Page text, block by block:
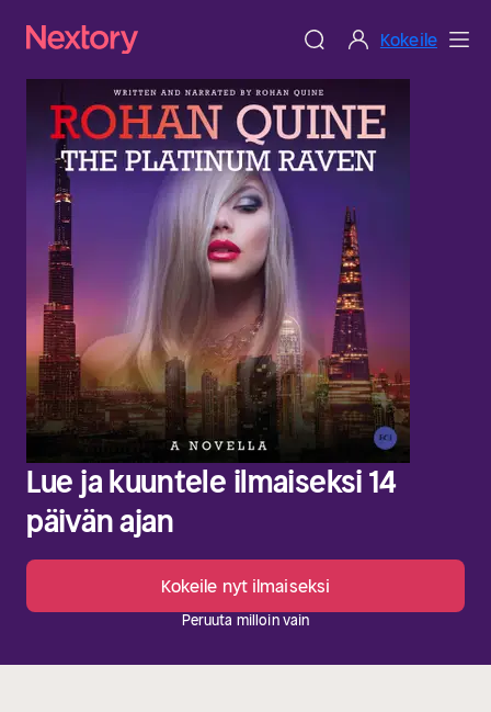
Kokeile
Lue ja kuuntele ilmaiseksi 14
päivän ajan
Kokeile nyt ilmaiseksi
Peruuta milloin vain